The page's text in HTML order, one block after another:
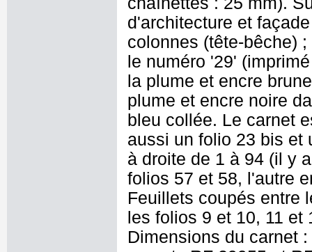
d'architecture et
colonnes (tête-bêche)
le numéro '29'
la plume et encre
plume et encre noire
bleu collée. Le carnet
aussi un folio 23 bis et
à droite de 1 à 94 (il y
folios 57 et 58, l'autre
Feuillets coupés entre
les folios 9 et 10, 11
Dimensions du carnet